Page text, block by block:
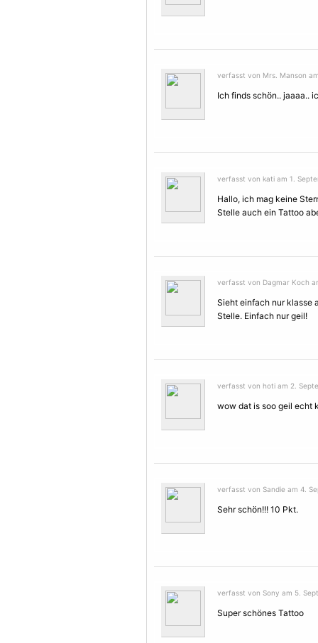
verfasst von Mrs. Manson
Ich finds schön.. jaaaa..
verfasst von kati am 1.
Hallo, ich mag keine
Stelle auch ein Tattoo
verfasst von Dagmar Koch
Sieht einfach nur klasse
Stelle. Einfach nur geil!
verfasst von hoti am 2.
wow dat is soo geil echt
verfasst von Sandie am 4.
Sehr schön!!! 10 Pkt.
verfasst von Sony am 5.
Super schönes Tattoo